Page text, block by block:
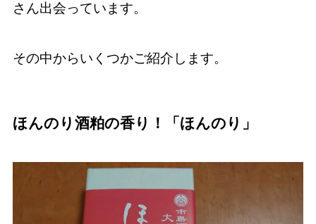
さん出会っています。
その中からいくつかご紹介します。
ほんのり酒粕の香り！「ほんのり」